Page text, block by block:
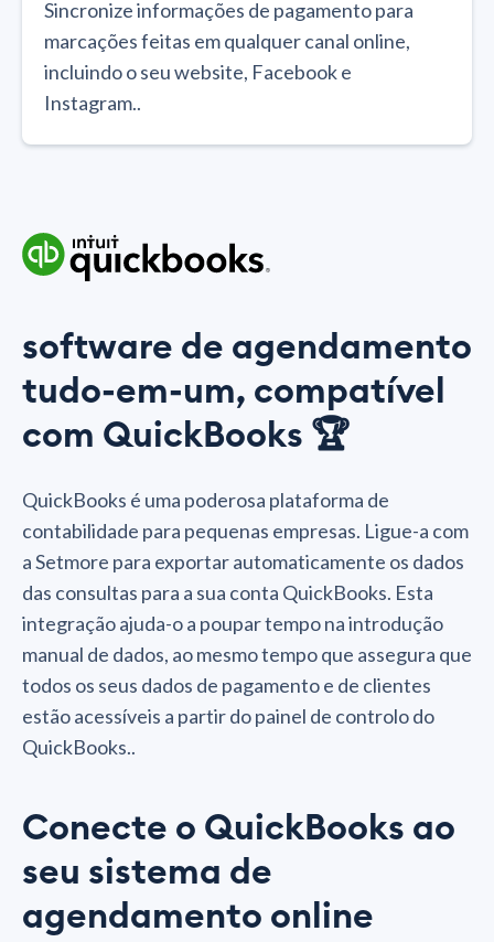
Sincronize informações de pagamento para
marcações feitas em qualquer canal online,
incluindo o seu website, Facebook e
Instagram..
software de agendamento
tudo-em-um, compatível
com QuickBooks 🏆
QuickBooks é uma poderosa plataforma de
contabilidade para pequenas empresas. Ligue-a com
a Setmore para exportar automaticamente os dados
das consultas para a sua conta QuickBooks. Esta
integração ajuda-o a poupar tempo na introdução
manual de dados, ao mesmo tempo que assegura que
todos os seus dados de pagamento e de clientes
estão acessíveis a partir do painel de controlo do
QuickBooks..
Conecte o QuickBooks ao
seu sistema de
agendamento online